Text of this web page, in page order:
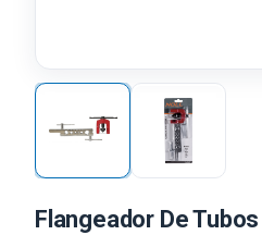
Flangeador De